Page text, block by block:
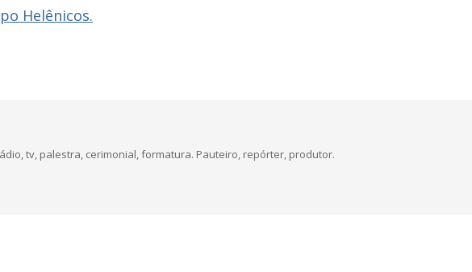
Helênicos.
tv, palestra, cerimonial, formatura. Pauteiro, repórter, produtor.